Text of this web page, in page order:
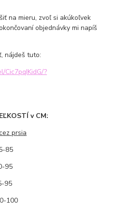
na mieru, zvoľ si akúkoľvek
objednávky mi napíš
nájdeš tuto:
Cic7pqIKidG/?
v CM:
prsia